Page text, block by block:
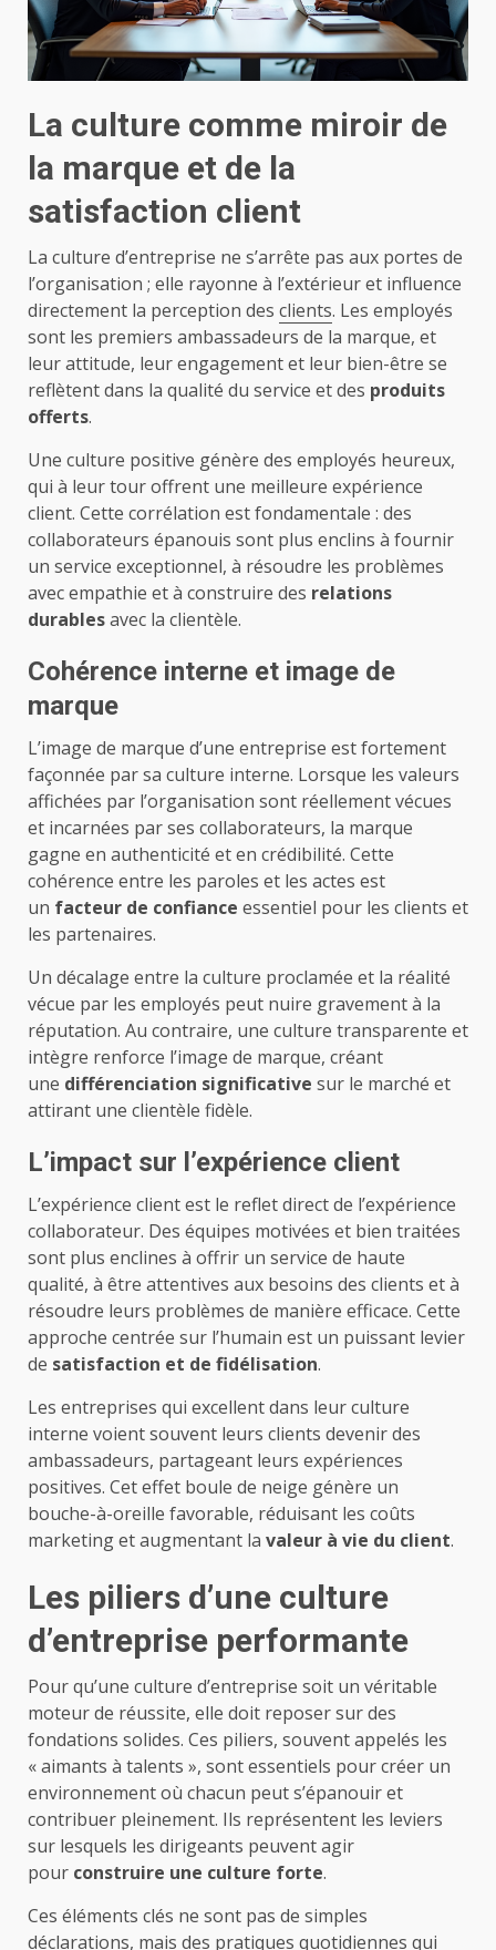
La culture comme miroir de
la marque et de la
satisfaction client
La culture d’entreprise ne s’arrête pas aux portes de
l’organisation ; elle rayonne à l’extérieur et influence
directement la perception des clients. Les employés
sont les premiers ambassadeurs de la marque, et
leur attitude, leur engagement et leur bien-être se
reflètent dans la qualité du service et des produits
offerts.
Une culture positive génère des employés heureux,
qui à leur tour offrent une meilleure expérience
client. Cette corrélation est fondamentale : des
collaborateurs épanouis sont plus enclins à fournir
un service exceptionnel, à résoudre les problèmes
avec empathie et à construire des relations
durablesavec la clientèle.
Cohérence interne et image de
marque
L’image de marque d’une entreprise est fortement
façonnée par sa culture interne. Lorsque les valeurs
affichées par l’organisation sont réellement vécues
et incarnées par ses collaborateurs, la marque
gagne en authenticité et en crédibilité. Cette
cohérence entre les paroles et les actes est
un facteur de confiance essentiel pour les clients et
les partenaires.
Un décalage entre la culture proclamée et la réalité
vécue par les employés peut nuire gravement à la
réputation. Au contraire, une culture transparente et
intègre renforce l’image de marque, créant
une différenciation significative sur le marché et
attirant une clientèle fidèle.
L’impact sur l’expérience client
L’expérience client est le reflet direct de l’expérience
collaborateur. Des équipes motivées et bien traitées
sont plus enclines à offrir un service de haute
qualité, à être attentives aux besoins des clients et à
résoudre leurs problèmes de manière efficace. Cette
approche centrée sur l’humain est un puissant levier
de satisfaction et de fidélisation.
Les entreprises qui excellent dans leur culture
interne voient souvent leurs clients devenir des
ambassadeurs, partageant leurs expériences
positives. Cet effet boule de neige génère un
bouche-à-oreille favorable, réduisant les coûts
marketing et augmentant la valeur à vie du client.
Les piliers d’une culture
d’entreprise performante
Pour qu’une culture d’entreprise soit un véritable
moteur de réussite, elle doit reposer sur des
fondations solides. Ces piliers, souvent appelés les
« aimants à talents », sont essentiels pour créer un
environnement où chacun peut s’épanouir et
contribuer pleinement. Ils représentent les leviers
sur lesquels les dirigeants peuvent agir
pour construire une culture forte.
Ces éléments clés ne sont pas de simples
déclarations, mais des pratiques quotidiennes qui